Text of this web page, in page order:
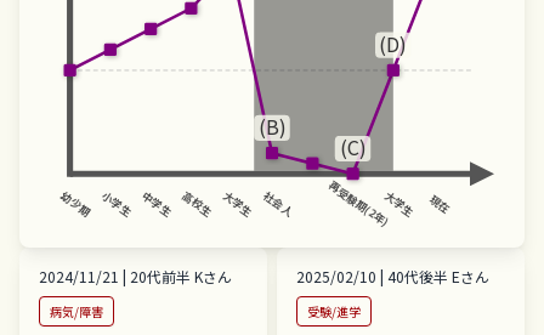
幼少期 小学生 中学生 高校生 大学生 社会人 再受験期(2年)大学生 現在
(B)
(C)
(D)
2024/11/21 | 20代前半 Kさん
病気/障害
2025/02/10 | 40代後半 Eさん
受験/進学